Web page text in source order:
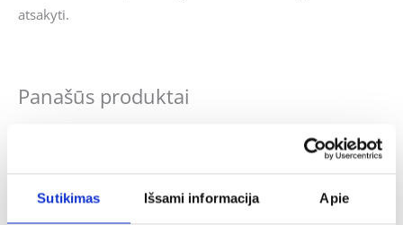
Sutikimas Išsami informacija Apie
atsakyti.
Panašūs produktai